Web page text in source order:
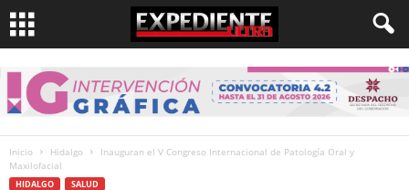
Inicio Hidalgo
Inauguran el V Congreso Internacional de Patología Oral y
Maxilofacial
HIDALGO SALUD